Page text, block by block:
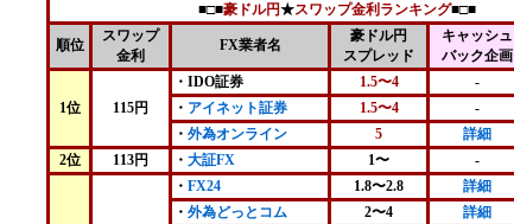
■□■豪ドル円★スワップ金利ランキング■□■
順位
スワップ
金利
FX業者名
豪ドル円
スプレッド
キャッシュ
バック企画
1位 115円
・IDO証券 1.5〜4 -
・ アイネット証券 1.5〜4 -
・ 外為オンライン 5 詳細
2位
113円 ・ 大証FX 1〜 -
・ FX24 1.8〜2.8 詳細
・ 外為どっとコム 2〜4 詳細